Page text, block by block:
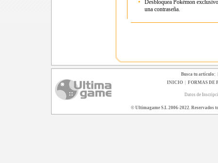
•
Desbloquea Pokémon
una contraseña.
Busca tu artículo:
INICIO| FORMAS DE
Datos de
© Ultimagame S.L 2006-2022. Reservados